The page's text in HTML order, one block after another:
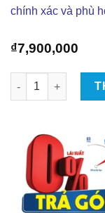
chính xác và phù
₫7,900,000
Mazda 2 Lắp Màn